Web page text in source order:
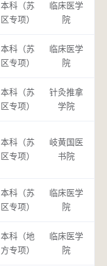
本科（苏
区专项）
临床医学
院
本科（苏
区专项）
临床医学
院
本科（苏
区专项）
针灸推拿
学院
本科（苏
区专项）
岐黄国医
书院
本科（苏
区专项）
临床医学
院
本科（地
方专项）
临床医学
院